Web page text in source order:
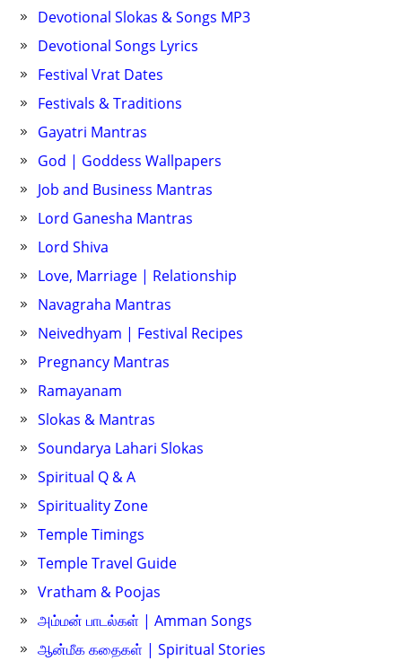
Devotional Slokas & Songs MP3
Devotional Songs Lyrics
Festival Vrat Dates
Festivals & Traditions
Gayatri Mantras
God | Goddess Wallpapers
Job and Business Mantras
Lord Ganesha Mantras
Lord Shiva
Love, Marriage | Relationship
Navagraha Mantras
Neivedhyam | Festival Recipes
Pregnancy Mantras
Ramayanam
Slokas & Mantras
Soundarya Lahari Slokas
Spiritual Q & A
Spirituality Zone
Temple Timings
Temple Travel Guide
Vratham & Poojas
அம்மன் பாடல்கள் | Amman Songs
ஆன்மீக கதைகள் | Spiritual Stories